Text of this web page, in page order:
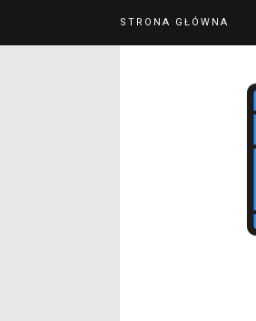
STRONA GŁÓWNA